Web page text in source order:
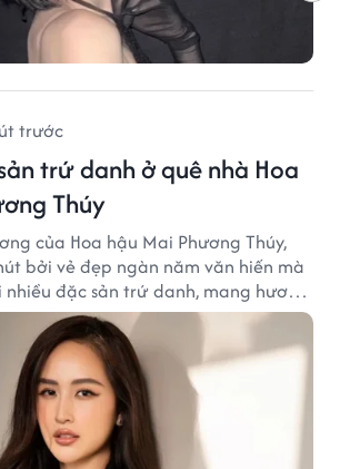
trước
trứ danh ở quê nhà Hoa
Thúy
của Hoa hậu Mai Phương Thúy,
bởi vẻ đẹp ngàn năm văn hiến mà
đặc sản trứ danh, mang hương
bản sắc đất kinh kỳ.